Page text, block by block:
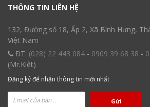
THÔNG TIN LIÊN HỆ
132, Đường số 18, Ấp 2, Xã Bình Hưng,
Việt Nam
ĐT: (028) 22 443 084 - 0909 39 68 38 -
(Mr.Kiệt)
Đăng ký để nhận thông tin mới nhất
Gửi